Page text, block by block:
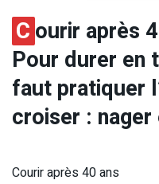
C ourir après
Pour durer en
faut pratiquer
croiser :
Courir après 40 ans